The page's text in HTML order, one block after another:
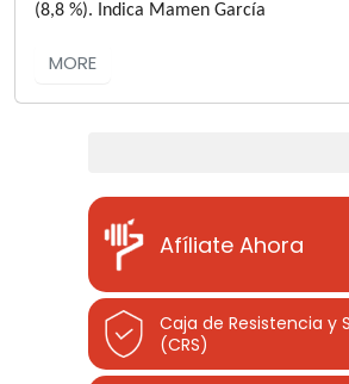
(8,8 %). Indica Mamen García
MORE
Afíliate Ahora
Caja de Resistencia y
(CRS)